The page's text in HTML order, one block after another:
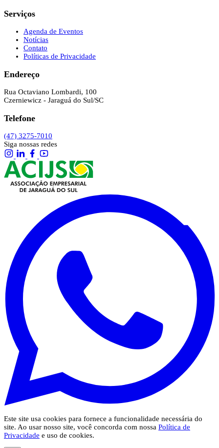
Serviços
Agenda de Eventos
Notícias
Contato
Políticas de Privacidade
Endereço
Rua Octaviano Lombardi, 100
Czerniewicz - Jaraguá do Sul/SC
Telefone
(47) 3275-7010
Siga nossas redes
Este site usa cookies para fornece a funcionalidade necessária do
site. Ao usar nosso site, você concorda com nossa Política de
Privacidade e uso de cookies.